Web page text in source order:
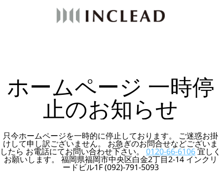
ホームページ 一時停
止のお知らせ
只今ホームページを一時的に停止しております。 ご迷惑お掛
けして申し訳ございません。 お急ぎのお問合せなどございま
したら お電話にてお問い合わせ下さい。0120-66-6106宜しく
お願いします。 福岡県福岡市中央区白金2丁目2-14 インクリ
ードビル1F (092)-791-5093